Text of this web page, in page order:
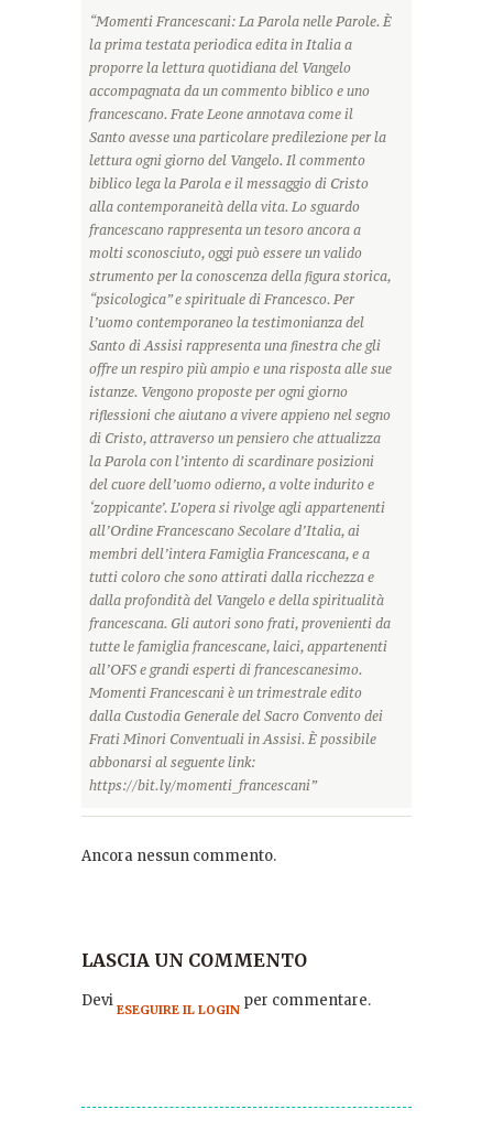
“Momenti Francescani: La Parola nelle Parole. È
la prima testata periodica edita in Italia a
proporre la lettura quotidiana del Vangelo
accompagnata da un commento biblico e uno
francescano. Frate Leone annotava come il
Santo avesse una particolare predilezione per la
lettura ogni giorno del Vangelo. Il commento
biblico lega la Parola e il messaggio di Cristo
alla contemporaneità della vita. Lo sguardo
francescano rappresenta un tesoro ancora a
molti sconosciuto, oggi può essere un valido
strumento per la conoscenza della figura storica,
“psicologica” e spirituale di Francesco. Per
l’uomo contemporaneo la testimonianza del
Santo di Assisi rappresenta una finestra che gli
offre un respiro più ampio e una risposta alle sue
istanze. Vengono proposte per ogni giorno
riflessioni che aiutano a vivere appieno nel segno
di Cristo, attraverso un pensiero che attualizza
la Parola con l’intento di scardinare posizioni
del cuore dell’uomo odierno, a volte indurito e
‘zoppicante’. L’opera si rivolge agli appartenenti
all’Ordine Francescano Secolare d’Italia, ai
membri dell’intera Famiglia Francescana, e a
tutti coloro che sono attirati dalla ricchezza e
dalla profondità del Vangelo e della spiritualità
francescana. Gli autori sono frati, provenienti da
tutte le famiglia francescane, laici, appartenenti
all’OFS e grandi esperti di francescanesimo.
Momenti Francescani è un trimestrale edito
dalla Custodia Generale del Sacro Convento dei
Frati Minori Conventuali in Assisi. È possibile
abbonarsi al seguente link:
https://bit.ly/momenti_francescani”
Ancora nessun commento.
LASCIA UN COMMENTO
Devi ESEGUIRE IL LOGIN per commentare.